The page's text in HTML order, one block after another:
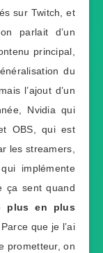
sur Twitch, et
parlait d’un
principal,
du
l’ajout d’un
Nvidia qui
OBS, qui est
les streamers,
implémente
ça sent quand
plus en plus
que je l’ai
prometteur, on